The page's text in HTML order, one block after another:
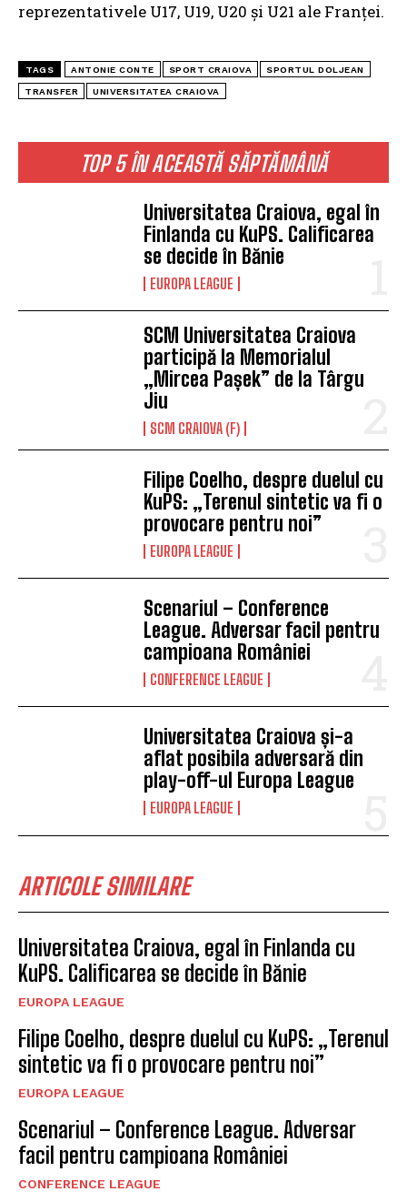
TOP 5 ÎN ACEASTĂ SĂPTĂMÂNĂ
Universitatea Craiova, egal în
Finlanda cu KuPS. Calificarea
se decide în Bănie
EUROPA LEAGUE
SCM Universitatea Craiova
participă la Memorialul
„Mircea Pașek” de la Târgu
Jiu
SCM CRAIOVA (F)
Filipe Coelho, despre duelul cu
KuPS: „Terenul sintetic va fi o
provocare pentru noi”
EUROPA LEAGUE
Scenariul – Conference
League. Adversar facil pentru
campioana României
CONFERENCE LEAGUE
Universitatea Craiova și-a
aflat posibila adversară din
play-off-ul Europa League
EUROPA LEAGUE
ARTICOLE SIMILARE
Universitatea Craiova, egal în Finlanda cu
KuPS. Calificarea se decide în Bănie
EUROPA LEAGUE
Filipe Coelho, despre duelul cu KuPS: „Terenul
sintetic va fi o provocare pentru noi”
EUROPA LEAGUE
Scenariul – Conference League. Adversar
facil pentru campioana României
CONFERENCE LEAGUE
reprezentativele U17, U19, U20 şi U21 ale Franţei.
TAGS ANTONIE CONTE SPORT CRAIOVA SPORTUL DOLJEAN
TRANSFER UNIVERSITATEA CRAIOVA